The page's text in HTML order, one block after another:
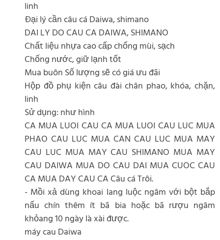
linh
Đại lý cần câu cá Daiwa, shimano
DAI LY DO CAU CA DAIWA, SHIMANO
Chất liệu nhựa cao cấp chống mùi, sạch
Chống nước, giữ lạnh tốt
Mua buôn Số lượng sẽ có giá ưu đãi
Hộp đồ phụ kiện câu đài chân phao, khóa, chặn,
linh
Sử dụng: như hình
CA MUA LUOI CAU CA MUA LUOI CAU LUC MUA
PHAO CAU LUC MUA CAN CAU LUC MUA MAY
CAU LUC MUA MAY CAU SHIMANO MUA MAY
CAU DAIWA MUA DO CAU DAI MUA CUOC CAU
CA MUA DAY CAU CA Câu cá Trôi.
- Mồi xả dùng khoai lang luộc ngâm với bột bắp
nấu chín thêm ít bã bia hoặc bã rượu ngâm
khỏang 10 ngày là xài được.
máy cau Daiwa